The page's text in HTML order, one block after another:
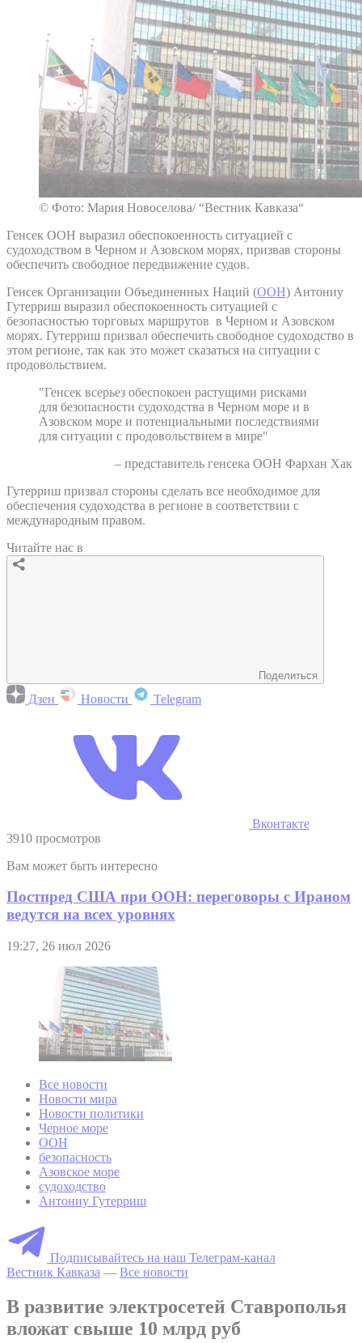
© Фото: Мария Новоселова/ “Вестник Кавказа“
Генсек ООН выразил обеспокоенность ситуацией с
судоходством в Черном и Азовском морях, призвав стороны
обеспечить свободное передвижение судов.
Генсек Организации Объединенных Наций (ООН) Антониу
Гутерриш выразил обеспокоенность ситуацией с
безопасностью торговых маршрутов в Черном и Азовском
морях. Гутерриш призвал обеспечить свободное судоходство в
этом регионе, так как это может сказаться на ситуации с
продовольствием.
"Генсек всерьез обеспокоен растущими рисками
для безопасности судоходства в Черном море и в
Азовском море и потенциальными последствиями
для ситуации с продовольствием в мире"
– представитель генсека ООН Фархан Хак
Гутерриш призвал стороны сделать все необходимое для
обеспечения судоходства в регионе в соответствии с
международным правом.
Читайте нас в
Поделиться
Дзен Новости Telegram
Вконтакте
3910 просмотров
Вам может быть интересно
Постпред США при ООН: переговоры с Ираном
ведутся на всех уровнях
19:27, 26 июл 2026
Все новости
Новости мира
Новости политики
Черное море
ООН
безопасность
Азовское море
судоходство
Антониу Гутерриш
Подписывайтесь на наш Телеграм-канал
Вестник Кавказа — Все новости
В развитие электросетей Ставрополья
вложат свыше 10 млрд руб